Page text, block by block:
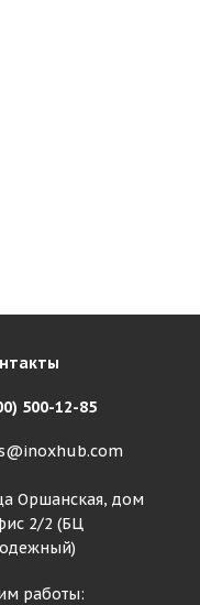
500-12-85
Оршанская, дом
2/2 (БЦ
работы: